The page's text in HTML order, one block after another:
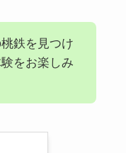
鉄を見つけ
をお楽しみ